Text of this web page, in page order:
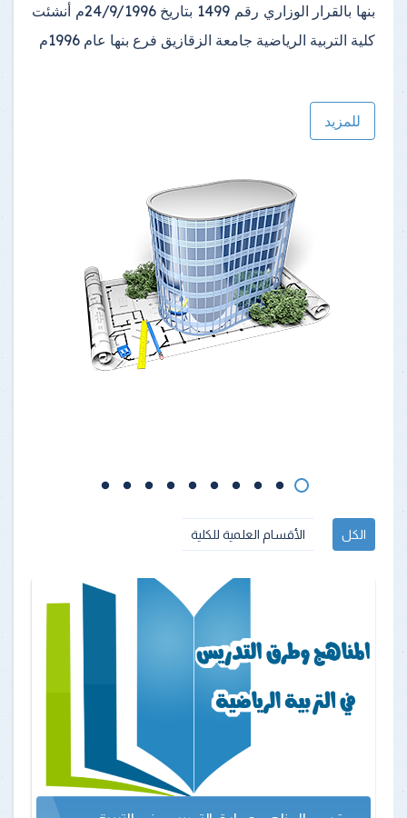
بنها بالقرار الوزاري رقم 1499 بتاريخ 24/9/1996م أنشئت
كلية التربية الرياضية جامعة الزقازيق فرع بنها عام 1996م
للمزيد
الكل الأقسام العلمية للكلية